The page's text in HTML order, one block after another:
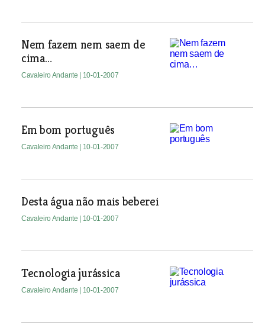
Nem fazem nem saem de
cima…
Cavaleiro Andante | 10-01-2007
Em bom português
Cavaleiro Andante | 10-01-2007
Desta água não mais beberei
Cavaleiro Andante | 10-01-2007
Tecnologia jurássica
Cavaleiro Andante | 10-01-2007